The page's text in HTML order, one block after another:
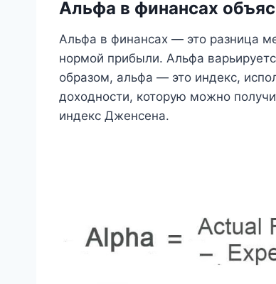
Альфа в финансах
Альфа в финансах — это разница
нормой прибыли. Альфа
образом, альфа — это индекс,
доходности, которую можно
индекс Дженсена.